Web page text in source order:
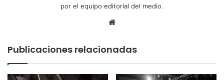
por el equipo editorial del medio.
Sitio
Publicaciones relacionadas